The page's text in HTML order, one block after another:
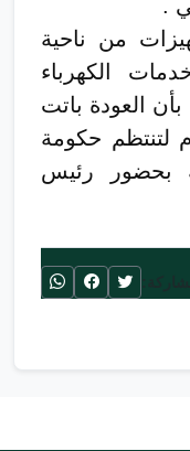
.
من ناحية
الكهرباء
بأن العودة باتت
لتنتظم حكومة
بحضور رئيس